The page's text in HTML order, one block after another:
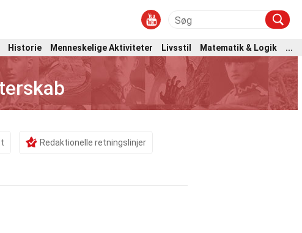
Historie Menneskelige Aktiviteter Livsstil Matematik & Logik
...
Redaktionelle retningslinjer